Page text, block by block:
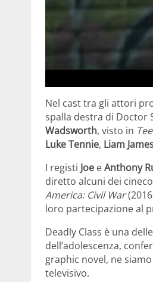
Nel cast tra gli attori
spalla destra di Doctor
Wadsworth, visto in
Luke Tennie, Liam
I registi Joe eAnthony
diretto alcuni dei
America: Civil War
loro partecipazione al
Deadly Class è una
dell’adolescenza,
graphic novel, ne
televisivo.